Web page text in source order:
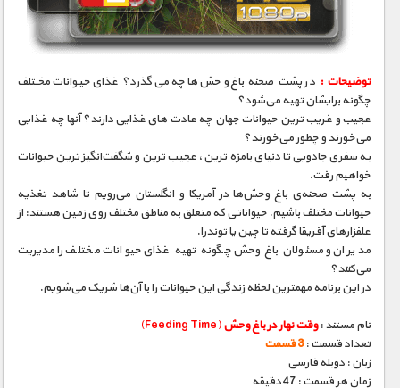
توضیحات : در پشت صحنه‌ باغ‌ وحش‌ها چه می‌گذرد؟ غذای حیوانات مختلف
چگونه برایشان تهیه می‌شود؟
عجیب‌ و‌ غریب‌ ترین حیوانات جهان چه عادت‌ های غذایی‌ دارند؟ آنها چه غذایی
می‌خورند و چطور می‌خورند؟
به سفری جادویی تا دنیای بامزه‌ ترین، عجیب ترین و شگفت‌انگیز ترین حیوانات
خواهیم رفت.
به پشت صحنه‌ی باغ‌ وحش‌ها در آمریکا و انگلستان می‌رویم تا شاهد تغذیه‌
حیوانات مختلف باشیم. حیواناتی که متعلق به مناطق مختلف روی زمین هستند: از
علفزارهای آفریقا گرفته تا چین یا توندرا.
مدیران و مسئولان باغ‌ وحش چگونه تهیه غذای حیوانات مختلف را مدیریت
می‌کنند؟
در این برنامه مهمترین لحظه‌ زندگی این حیوانات را با آن‌ها شریک می‌شویم.
نام مستند :وقت نهار در باغ وحش(Feeding Time)
تعداد قسمت :3 قسمت
زبان : دوبله فارسی
زمان هر قسمت : 47 دقیقه